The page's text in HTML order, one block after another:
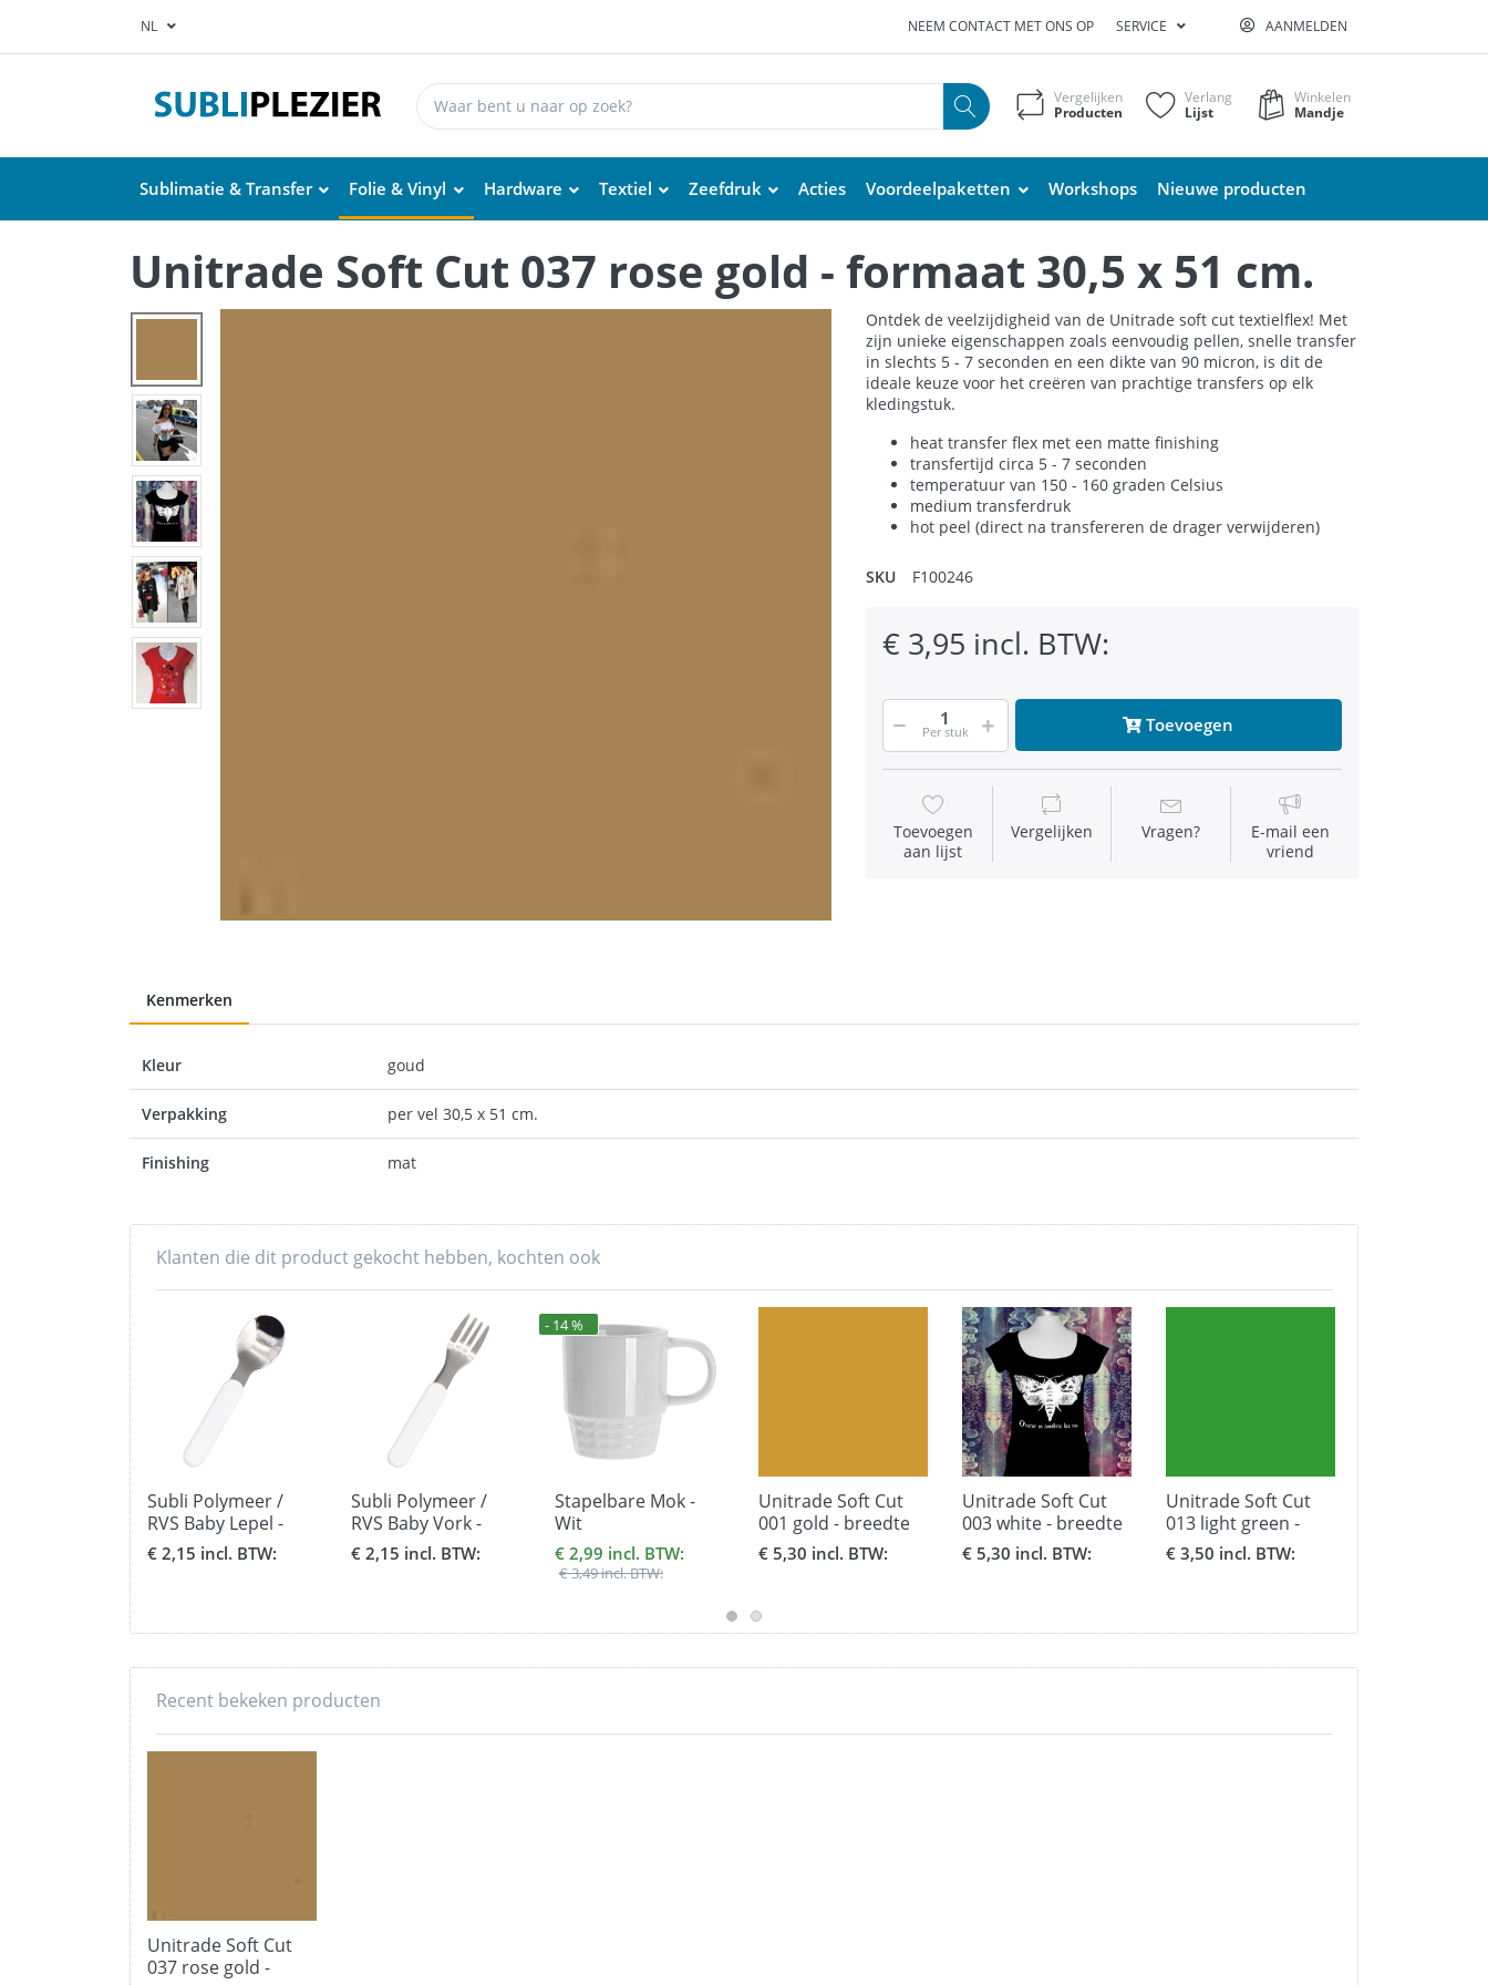
NL NEEM CONTACT MET ONS OP SERVICE AANMELDEN
Vergelijken
Producten
Verlang
Lijst
Winkelen
Mandje
Sublimatie & Transfer Folie & Vinyl Hardware Textiel Zeefdruk Acties Voordeelpaketten Workshops Nieuwe producten
Unitrade Soft Cut 037 rose gold - formaat 30,5 x 51 cm.
Ontdek de veelzijdigheid van de Unitrade soft cut textielflex! Met
zijn unieke eigenschappen zoals eenvoudig pellen, snelle transfer
in slechts 5 - 7 seconden en een dikte van 90 micron, is dit de
ideale keuze voor het creëren van prachtige transfers op elk
kledingstuk.
heat transfer flex met een matte finishing
transfertijd circa 5 - 7 seconden
temperatuur van 150 - 160 graden Celsius
medium transferdruk
hot peel (direct na transfereren de drager verwijderen)
SKU F100246
€ 3,95 incl. BTW:
Per stuk Toevoegen
Toevoegen
aan lijst
Vergelijken Vragen?
E-mail een
vriend
Kenmerken
Kleur goud
Verpakking per vel 30,5 x 51 cm.
Finishing mat
Klanten die dit product gekocht hebben, kochten ook
Subli Polymeer /
RVS Baby Lepel -
formaat 13,5 x 4 x
0,8 cm.
€ 2,15 incl. BTW:
Subli Polymeer /
RVS Baby Vork -
formaat 13,5 x 4 x
0,8 cm.
€ 2,15 incl. BTW:
- 14 %
Stapelbare Mok -
Wit
€ 2,99 incl. BTW:
€ 3,49 incl. BTW:
Unitrade Soft Cut
001 gold - breedte
30,5 cm.
€ 5,30 incl. BTW:
Unitrade Soft Cut
003 white - breedte
30,5 cm.
€ 5,30 incl. BTW:
Unitrade Soft Cut
013 light green -
formaat 30,5 x 51
cm.
€ 3,50 incl. BTW:
Recent bekeken producten
Unitrade Soft Cut
037 rose gold -